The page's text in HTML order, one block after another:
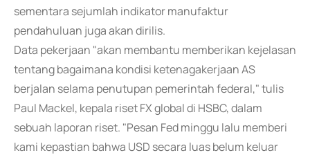
sementara sejumlah indikator manufaktur
pendahuluan juga akan dirilis.
Data pekerjaan "akan membantu memberikan kejelasan
tentang bagaimana kondisi ketenagakerjaan AS
berjalan selama penutupan pemerintah federal," tulis
Paul Mackel, kepala riset FX global di HSBC, dalam
sebuah laporan riset. "Pesan Fed minggu lalu memberi
kami kepastian bahwa USD secara luas belum keluar